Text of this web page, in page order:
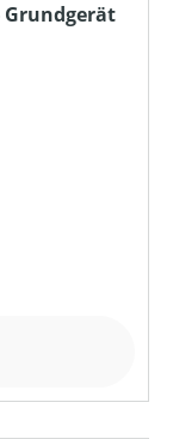
Grundgerät